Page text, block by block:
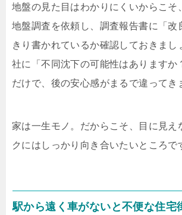
地盤の見た目はわかりにくいからこそ
地盤調査を依頼し、調査報告書に「改
きり書かれているか確認しておきまし
社に「不同沈下の可能性はありますか
だけで、後の安心感がまるで違ってき
家は一生モノ。だからこそ、目に見え
クにはしっかり向き合いたいところで
駅から遠く車がないと不便な住宅